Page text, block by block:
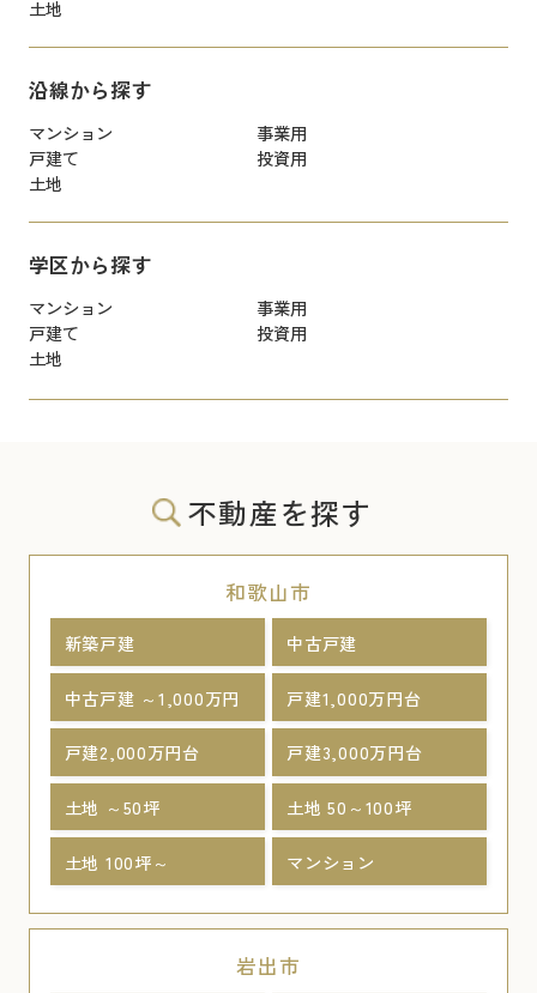
土地
沿線から探す
マンション
事業用
戸建て
投資用
土地
学区から探す
マンション
事業用
戸建て
投資用
土地
不動産を探す
和歌山市
新築戸建 中古戸建
中古戸建 ～1,000万円 戸建1,000万円台
戸建2,000万円台 戸建3,000万円台
土地 ～50坪 土地 50～100坪
土地 100坪～ マンション
岩出市